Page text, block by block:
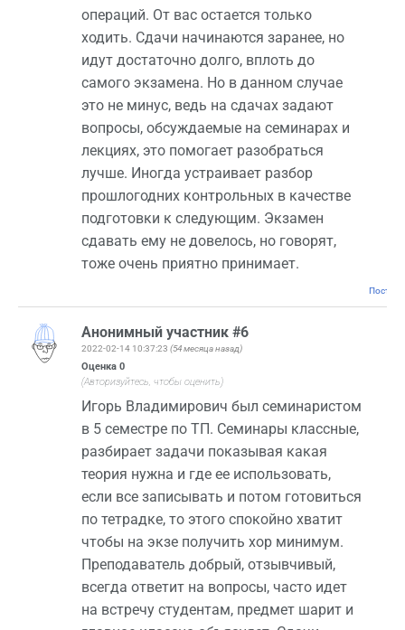
операций. От вас остается только
ходить. Сдачи начинаются заранее, но
идут достаточно долго, вплоть до
самого экзамена. Но в данном случае
это не минус, ведь на сдачах задают
вопросы, обсуждаемые на семинарах и
лекциях, это помогает разобраться
лучше. Иногда устраивает разбор
прошлогодних контрольных в качестве
подготовки к следующим. Экзамен
сдавать ему не довелось, но говорят,
тоже очень приятно принимает.
Анонимный участник #6
2022-02-14 10:37:23 (54 месяца назад)
Оценка 0
(Авторизуйтесь, чтобы оценить)
Игорь Владимирович был семинаристом
в 5 семестре по ТП. Семинары классные,
разбирает задачи показывая какая
теория нужна и где ее использовать,
если все записывать и потом готовиться
по тетрадке, то этого спокойно хватит
чтобы на экзе получить хор минимум.
Преподаватель добрый, отзывчивый,
всегда ответит на вопросы, часто идет
на встречу студентам, предмет шарит и